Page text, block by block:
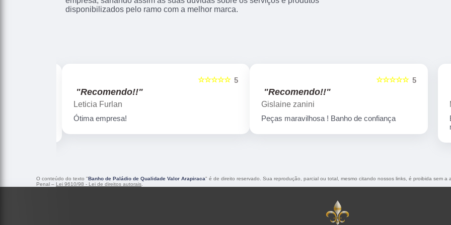
disponibilizados pelo ramo com a melhor marca.
5
☆☆☆☆☆
"Recomendo!!"
Gislaine zanini
Peças maravilhosa ! Banho de confiança
5
☆☆☆☆☆
"Recomendo!!"
Marcelo Nicchio
Empresa corretíssima, banho de confiança
O conteúdo do texto "Banho de Paládio de Qualidade Valor Arapiraca" é de direito reservado. Sua reprodução, parcial ou total, mesmo citando nossos links, é proibida sem
Penal – Lei 9610/98 - Lei de direitos autorais